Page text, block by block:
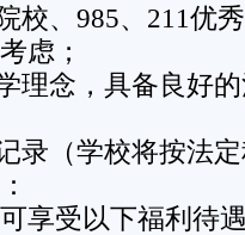
校、985、211优
虑；
理念，具备良好
录（学校将按法
享受以下福利待遇